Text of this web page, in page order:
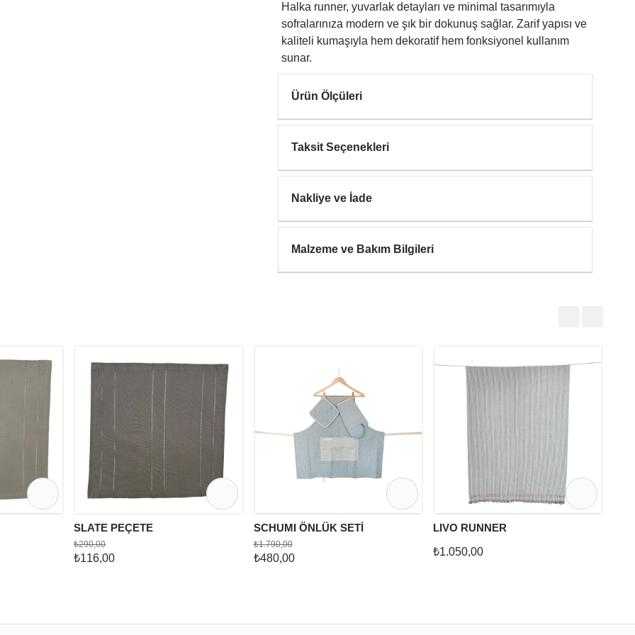
Halka runner, yuvarlak detayları ve minimal tasarımıyla
sofralarınıza modern ve şık bir dokunuş sağlar. Zarif yapısı ve
kaliteli kumaşıyla hem dekoratif hem fonksiyonel kullanım
sunar.
Ürün Ölçüleri
Taksit Seçenekleri
Nakliye ve İade
Malzeme ve Bakım Bilgileri
SLATE PEÇETE
₺116,00
₺290,00
SCHUMI ÖNLÜK SETİ
₺480,00
₺1.790,00
LIVO RUNNER
₺1.050,00